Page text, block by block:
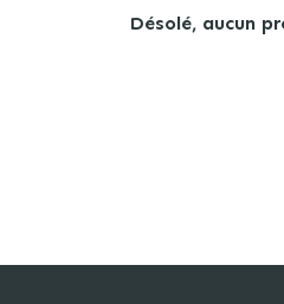
Désolé, aucun